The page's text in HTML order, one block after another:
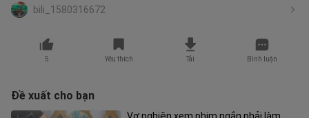
bili_1580316672
5 Yêu thích Tải Bình luận
Đề xuất cho bạn